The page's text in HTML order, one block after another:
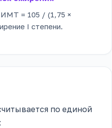
ИМТ = 105 / (1,75 ×
I степени.
по единой